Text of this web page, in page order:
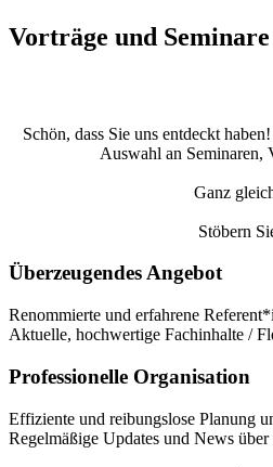
Vorträge und
Schön, dass Sie uns entdeckt
Auswahl an Seminaren,
Ganz
Stöbern
Überzeugendes Angebot
Renommierte und erfahrene
Aktuelle, hochwertige Fachinhalte /
Professionelle Organisation
Effiziente und reibungslose Planung
Regelmäßige Updates und News